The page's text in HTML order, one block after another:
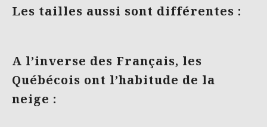
Les tailles aussi sont différentes :
A l’inverse des Français, les
Québécois ont l’habitude de la
neige :